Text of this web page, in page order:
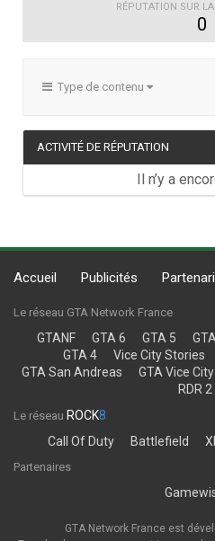
RÉPUTATION SUR
0
Type de contenu
ACTIVITÉ DE RÉPUTATION
Il n’y a
Accueil Publicités
Le réseau GTA Network France
GTANF GTA 6 GTA 5
GTA 4
Vice City Stories
GTA San Andreas
GTA Vice City
RDR 2
Le réseau ROCK8
Call Of Duty
Battlefield
Partenaires
GTA Network France est